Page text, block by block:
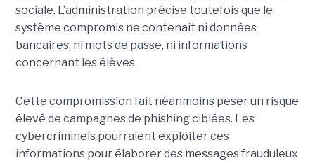
sociale. L’administration précise toutefois que le
système compromis ne contenait ni données
bancaires, ni mots de passe, ni informations
concernant les élèves.
Cette compromission fait néanmoins peser un risque
élevé de campagnes de phishing ciblées. Les
cybercriminels pourraient exploiter ces
informations pour élaborer des messages frauduleux